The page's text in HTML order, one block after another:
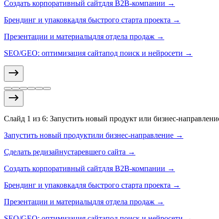
Создать корпоративный сайтдля B2B-компании →
Брендинг и упаковкадля быстрого старта проекта →
Презентации и материалыдля отдела продаж →
SEO/GEO: оптимизация сайтапод поиск и нейросети →
Слайд 1 из 6: Запустить новый продукт или бизнес-
Запустить новый продуктили бизнес-направление →
Сделать редизайнустаревшего сайта →
Создать корпоративный сайтдля B2B-компании →
Брендинг и упаковкадля быстрого старта проекта →
Презентации и материалыдля отдела продаж →